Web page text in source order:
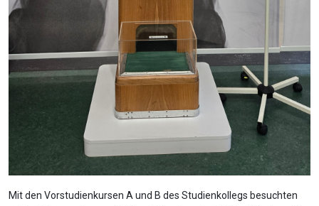
Mit den Vorstudienkursen A und B des Studienkollegs besuchten